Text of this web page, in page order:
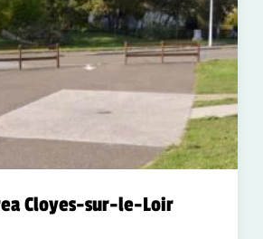
Cloyes-sur-le-Loir